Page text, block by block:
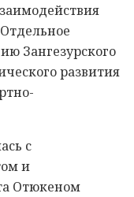
Зангезурского
развития
с
и
Отюкеном